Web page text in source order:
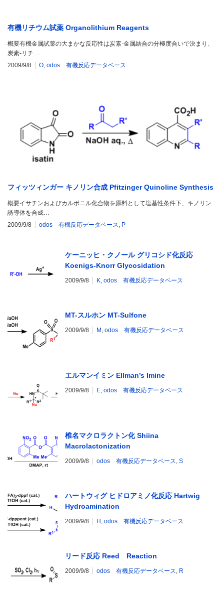
有機リチウム試薬 Organolithium Reagents
概要有機金属試薬の大まかな反応性は炭素-金属結合の分極度合いで決まり、
炭素-リチ…
2009/9/8
O, odos 有機反応データベース
フィッツィンガー キノリン合成 Pfitzinger Quinoline Synthesis
概要イサチンおよびカルボニル化合物を原料として塩基性条件下、キノリン
誘導体を合成…
2009/9/8
odos 有機反応データベース, P
ケーニッヒ・クノール グリコシド化反応
Koenigs-Knorr Glycosidation
2009/9/8 K, odos 有機反応データベース
MT-スルホン MT-Sulfone
2009/9/8 M, odos 有機反応データベース
エルマンイミン Ellman’s Imine
2009/9/8 E, odos 有機反応データベース
椎名マクロラクトン化 Shiina
Macrolactonization
2009/9/8 odos 有機反応データベース, S
ハートウィグ ヒドロアミノ化反応 Hartwig
Hydroamination
2009/9/8 H, odos 有機反応データベース
リード反応 Reed Reaction
2009/9/8 odos 有機反応データベース, R